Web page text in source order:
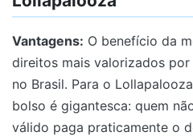
Vantagens: O benefício da
direitos mais valorizados
no Brasil. Para o
bolso é gigantesca: quem
válido paga praticamente o